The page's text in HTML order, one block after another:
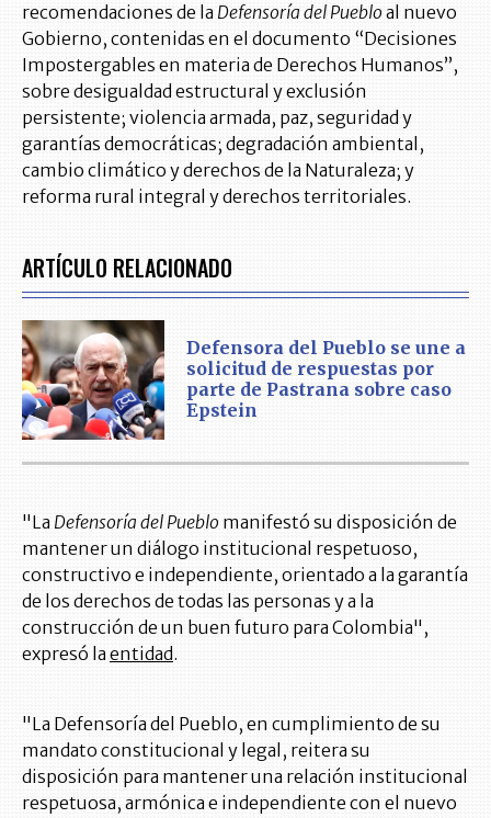
recomendaciones de la Defensoría del Pueblo al nuevo
Gobierno, contenidas en el documento “Decisiones
Impostergables en materia de Derechos Humanos”,
sobre desigualdad estructural y exclusión
persistente; violencia armada, paz, seguridad y
garantías democráticas; degradación ambiental,
cambio climático y derechos de la Naturaleza; y
reforma rural integral y derechos territoriales.
ARTÍCULO RELACIONADO
Defensora del Pueblo se une a
solicitud de respuestas por
parte de Pastrana sobre caso
Epstein
"La Defensoría del Pueblo manifestó su disposición de
mantener un diálogo institucional respetuoso,
constructivo e independiente, orientado a la garantía
de los derechos de todas las personas y a la
construcción de un buen futuro para Colombia",
expresó la entidad.
"La Defensoría del Pueblo, en cumplimiento de su
mandato constitucional y legal, reitera su
disposición para mantener una relación institucional
respetuosa, armónica e independiente con el nuevo